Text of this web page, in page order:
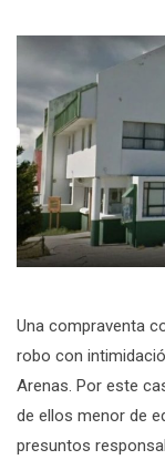
Una compraventa
robo con
Arenas. Por este
de ellos menor de
presuntos